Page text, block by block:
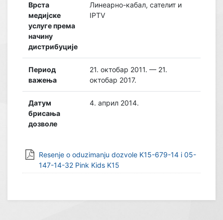
Врста
медијске
услуге према
начину
дистрибуције
Линеарно-кабал, сателит и
IPTV
Период
важења
21. октобар 2011. — 21.
октобар 2017.
Датум
брисања
дозволе
4. април 2014.
Resenje o oduzimanju dozvole K15-679-14 i 05-
147-14-32 Pink Kids K15